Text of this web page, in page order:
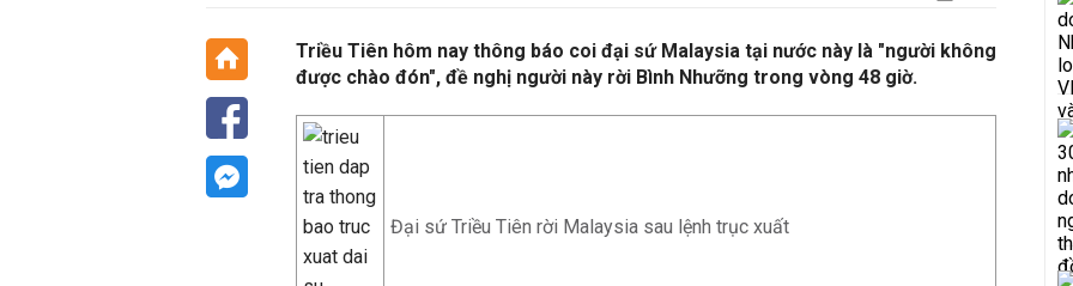
Triều Tiên hôm nay thông báo coi đại sứ Malaysia tại nước này là "người không
được chào đón", đề nghị người này rời Bình Nhưỡng trong vòng 48 giờ.
Đại sứ Triều Tiên rời Malaysia sau lệnh trục xuất